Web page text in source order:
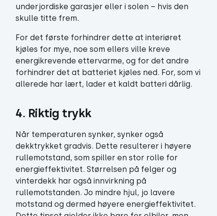
underjordiske garasjer eller i solen – hvis den
skulle titte frem.
For det første forhindrer dette at interiøret
kjøles for mye, noe som ellers ville kreve
energikrevende ettervarme, og for det andre
forhindrer det at batteriet kjøles ned. For, som vi
allerede har lært, lader et kaldt batteri dårlig.
4. Riktig trykk
Når temperaturen synker, synker også
dekktrykket gradvis. Dette resulterer i høyere
rullemotstand, som spiller en stor rolle for
energieffektivitet. Størrelsen på felger og
vinterdekk har også innvirkning på
rullemotstanden. Jo mindre hjul, jo lavere
motstand og dermed høyere energieffektivitet.